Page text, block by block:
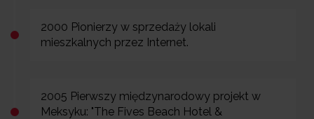
2000 Pionierzy w sprzedaży lokali
mieszkalnych przez Internet.
2005 Pierwszy międzynarodowy projekt w
Meksyku: "The Fives Beach Hotel &